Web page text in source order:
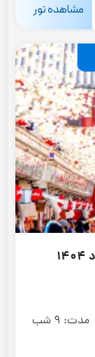
مشاهده تور
مدت: 9 شب